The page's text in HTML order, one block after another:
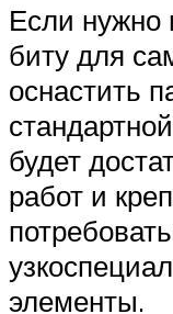
Если нужно
биту для
оснастить
будет
работ и
элементы.